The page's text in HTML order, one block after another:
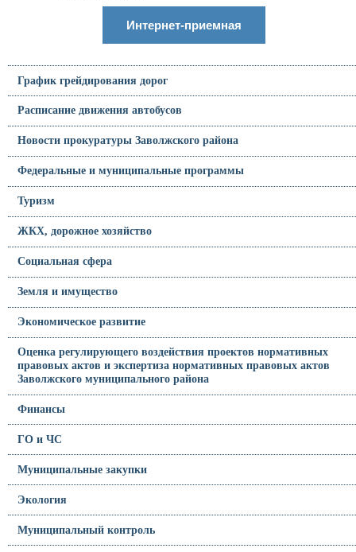
Интернет-приемная
График грейдирования дорог
Расписание движения автобусов
Новости прокуратуры Заволжского района
Федеральные и муниципальные программы
Туризм
ЖКХ, дорожное хозяйство
Социальная сфера
Земля и имущество
Экономическое развитие
Оценка регулирующего воздействия проектов нормативных
правовых актов и экспертиза нормативных правовых актов
Заволжского муниципального района
Финансы
ГО и ЧС
Муниципальные закупки
Экология
Муниципальный контроль